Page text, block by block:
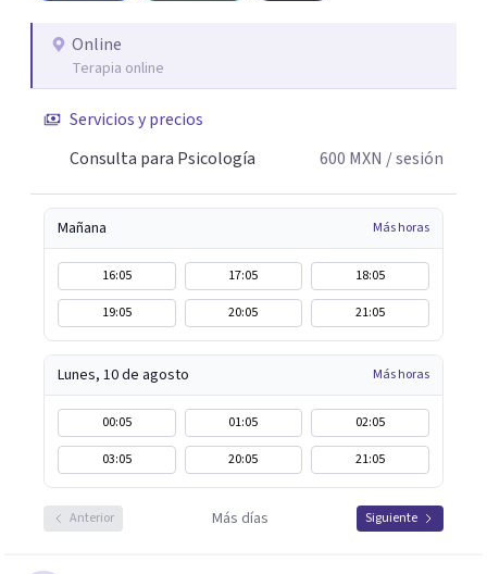
Online
Terapia online
Servicios y precios
Consulta para Psicología
600 MXN / sesión
Mañana Más horas
16:05 17:05
18:05
19:05
20:05 21:05
Lunes, 10 de agosto Más horas
00:05 01:05
02:05
03:05
20:05 21:05
Anterior Más días Siguiente